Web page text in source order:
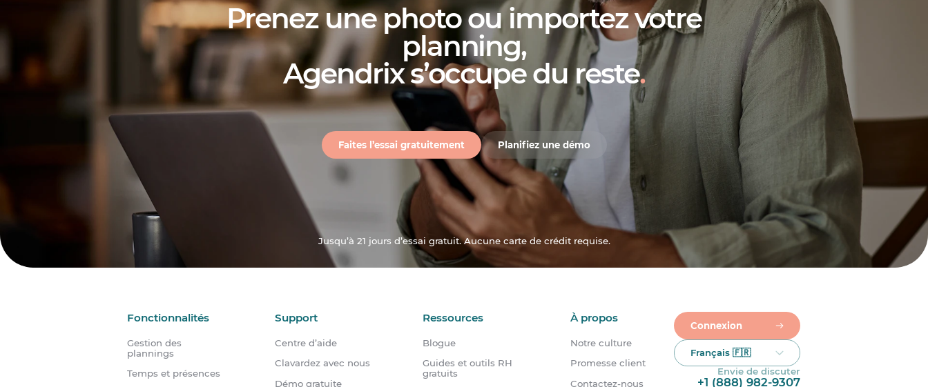
Prenez une photo ou importez votre
planning,
Agendrix s’occupe du reste.
Faites l’essai gratuitement Planifiez une démo
Jusqu’à 21 jours d’essai gratuit. Aucune carte de crédit requise.
Fonctionnalités
Gestion des
plannings
Temps et présences
Support
Centre d’aide
Clavardez avec nous
Démo gratuite
Ressources
Blogue
Guides et outils RH
gratuits
À propos
Notre culture
Promesse client
Contactez-nous
Connexion
Français 🇫🇷
Envie de discuter
+1 (888) 982-9307